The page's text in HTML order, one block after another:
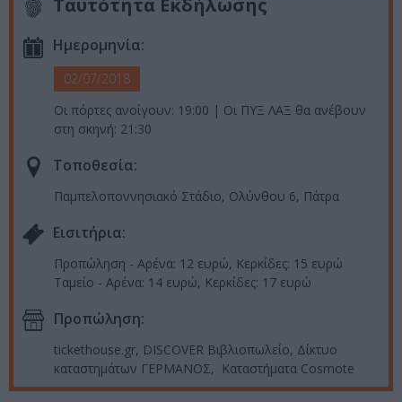
Ταυτότητα Εκδήλωσης
Ημερομηνία:
02/07/2018
Οι πόρτες ανοίγουν: 19:00 | Οι ΠΥΞ ΛΑΞ θα ανέβουν
στη σκηνή: 21:30
Τοποθεσία:
Παμπελοποννησιακό Στάδιο, Ολύνθου 6, Πάτρα
Eισιτήρια:
Προπώληση - Aρένα: 12 ευρώ, Κερκίδες: 15 ευρώ
Ταμείο - Αρένα: 14 ευρώ, Κερκίδες: 17 ευρώ
Προπώληση:
tickethouse.gr, DISCOVER Βιβλιοπωλείο, Δίκτυο
καταστημάτων ΓΕΡΜΑΝΟΣ, Καταστήματα Cosmote